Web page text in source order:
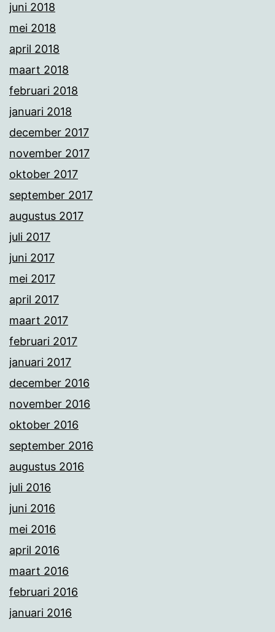
juni 2018
mei 2018
april 2018
maart 2018
februari 2018
januari 2018
december 2017
november 2017
oktober 2017
september 2017
augustus 2017
juli 2017
juni 2017
mei 2017
april 2017
maart 2017
februari 2017
januari 2017
december 2016
november 2016
oktober 2016
september 2016
augustus 2016
juli 2016
juni 2016
mei 2016
april 2016
maart 2016
februari 2016
januari 2016